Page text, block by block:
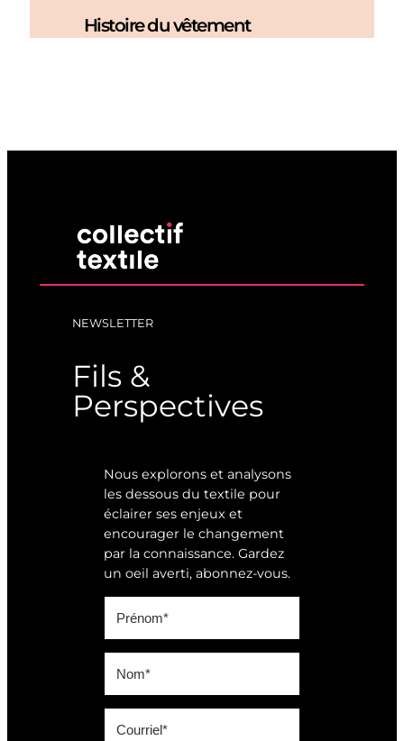
Histoire du vêtement
NEWSLETTER
Fils &
Perspectives
Nous explorons et analysons
les dessous du textile pour
éclairer ses enjeux et
encourager le changement
par la connaissance. Gardez
un oeil averti, abonnez-vous.